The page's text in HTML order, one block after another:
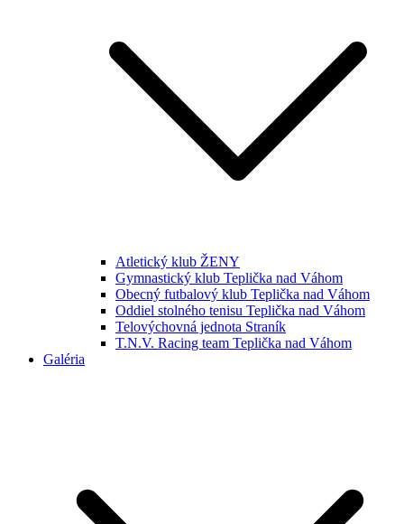
Atletický klub ŽENY
Gymnastický klub Teplička nad Váhom
Obecný futbalový klub Teplička nad Váhom
Oddiel stolného tenisu Teplička nad Váhom
Telovýchovná jednota Straník
T.N.V. Racing team Teplička nad Váhom
Galéria